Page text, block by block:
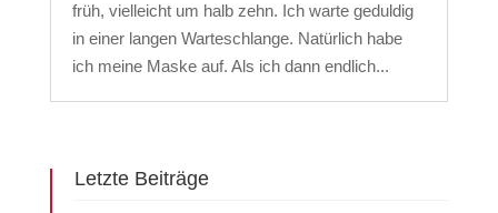
früh, vielleicht um halb zehn. Ich warte geduldig
in einer langen Warteschlange. Natürlich habe
ich meine Maske auf. Als ich dann endlich...
Letzte Beiträge